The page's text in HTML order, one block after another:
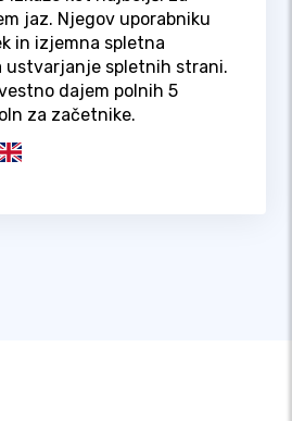
jaz. Njegov uporabniku
in izjemna spletna
ustvarjanje spletnih strani.
dajem polnih 5
za začetnike.